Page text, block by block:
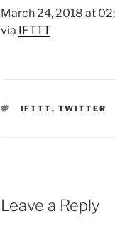
March 24, 2018 at
via IFTTT
TAGS
IFTTT, TWITTER
Leave a Reply